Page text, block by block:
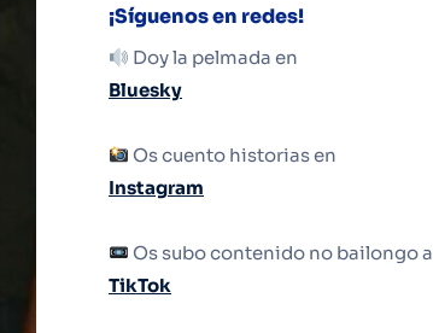
¡Síguenos en redes!
Doy la pelmada en
Bluesky
Os cuento historias en
Instagram
Os subo contenido no bailongo a
TikTok